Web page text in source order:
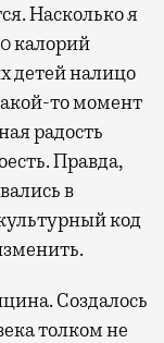
Насколько я
калорий
детей налицо
то момент
радость
Правда,
в
код
Создалось
толком не